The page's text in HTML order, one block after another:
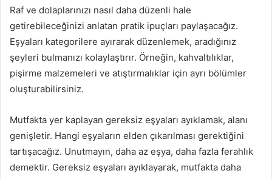
Raf ve dolaplarınızı nasıl daha düzenli hale
getirebileceğinizi anlatan pratik ipuçları paylaşacağız.
Eşyaları kategorilere ayırarak düzenlemek, aradığınız
şeyleri bulmanızı kolaylaştırır. Örneğin, kahvaltılıklar,
pişirme malzemeleri ve atıştırmalıklar için ayrı bölümler
oluşturabilirsiniz.
Mutfakta yer kaplayan gereksiz eşyaları ayıklamak, alanı
genişletir. Hangi eşyaların elden çıkarılması gerektiğini
tartışacağız. Unutmayın, daha az eşya, daha fazla ferahlık
demektir. Gereksiz eşyaları ayıklayarak, mutfakta daha